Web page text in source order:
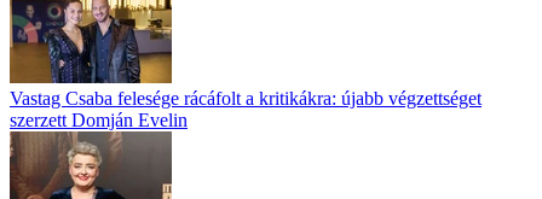
Vastag Csaba felesége rácáfolt a kritikákra: újabb végzettséget
szerzett Domján Evelin